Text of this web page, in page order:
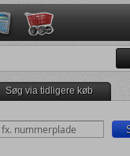
Søg via tidligere køb